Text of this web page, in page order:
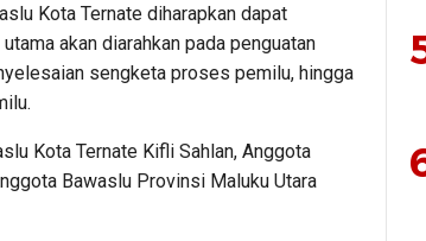
Kota Ternate diharapkan dapat
akan diarahkan pada penguatan
sengketa proses pemilu, hingga
Kota Ternate Kifli Sahlan, Anggota
Bawaslu Provinsi Maluku Utara